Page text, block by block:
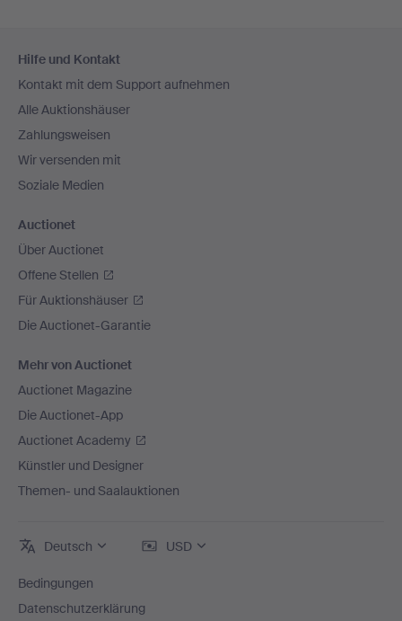
Navigation
Hilfe und Kontakt
Kontakt mit dem Support aufnehmen
Alle Auktionshäuser
Zahlungsweisen
Wir versenden mit
Soziale Medien
Auctionet
Über Auctionet
Offene Stellen
Für Auktionshäuser
Die Auctionet-Garantie
Mehr von Auctionet
Auctionet Magazine
Die Auctionet-App
Auctionet Academy
Künstler und Designer
Themen- und Saalauktionen
Deutsch USD
Bedingungen
Datenschutzerklärung